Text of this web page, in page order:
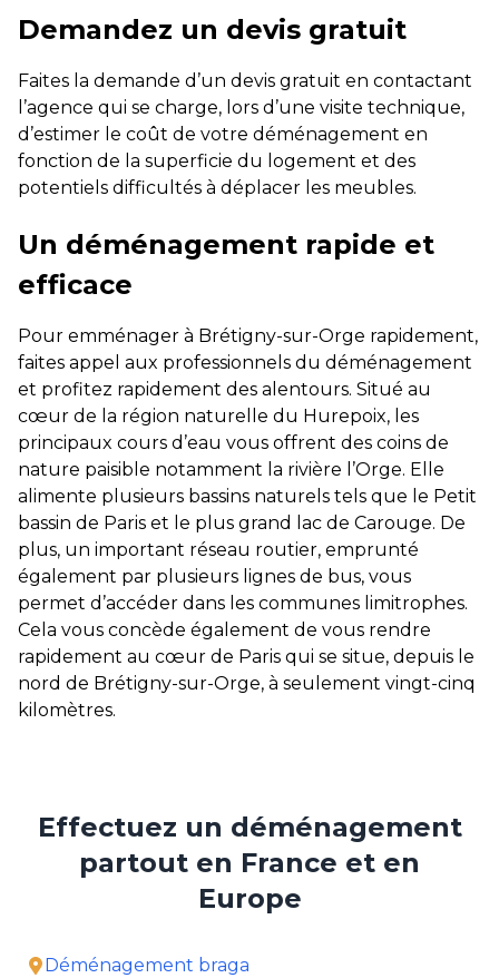
Demandez un devis gratuit
Faites la demande d’un devis gratuit en contactant
l’agence qui se charge, lors d’une visite technique,
d’estimer le coût de votre déménagement en
fonction de la superficie du logement et des
potentiels difficultés à déplacer les meubles.
Un déménagement rapide et
efficace
Pour emménager à Brétigny-sur-Orge rapidement,
faites appel aux professionnels du déménagement
et profitez rapidement des alentours. Situé au
cœur de la région naturelle du Hurepoix, les
principaux cours d’eau vous offrent des coins de
nature paisible notamment la rivière l’Orge. Elle
alimente plusieurs bassins naturels tels que le Petit
bassin de Paris et le plus grand lac de Carouge. De
plus, un important réseau routier, emprunté
également par plusieurs lignes de bus, vous
permet d’accéder dans les communes limitrophes.
Cela vous concède également de vous rendre
rapidement au cœur de Paris qui se situe, depuis le
nord de Brétigny-sur-Orge, à seulement vingt-cinq
kilomètres.
Effectuez un déménagement
partout en France et en
Europe
Déménagement braga